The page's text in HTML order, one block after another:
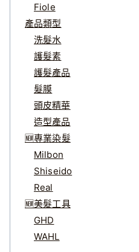
Fiole
產品類型
洗髮水
護髮素
護髮產品
髮膜
頭皮精華
造型產品
🆕專業染髮
Milbon
Shiseido
Real
🆕美髮工具
GHD
WAHL